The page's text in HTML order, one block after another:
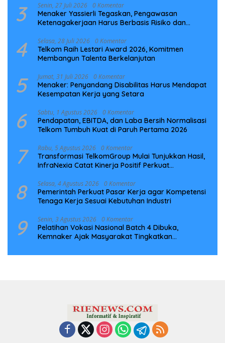
3 Senin, 27 Juli 2026 0 Komentar
Menaker Yassierli Tegaskan, Pengawasan
Ketenagakerjaan Harus Berbasis Risiko dan
4 Selasa, 28 Juli 2026 0 Komentar
Telkom Raih Lestari Award 2026, Komitmen
Membangun Talenta Berkelanjutan
5 Jumat, 31 Juli 2026 0 Komentar
Menaker: Penyandang Disabilitas Harus Mendapat
Kesempatan Kerja yang Setara
6 Sabtu, 1 Agustus 2026 0 Komentar
Pendapatan, EBITDA, dan Laba Bersih Normalisasi
Telkom Tumbuh Kuat di Paruh Pertama 2026
7 Rabu, 5 Agustus 2026 0 Komentar
Transformasi TelkomGroup Mulai Tunjukkan Hasil,
InfraNexia Catat Kinerja Positif Perkuat
8 Selasa, 4 Agustus 2026 0 Komentar
Pemerintah Perkuat Pasar Kerja agar Kompetensi
Tenaga Kerja Sesuai Kebutuhan Industri
9 Senin, 3 Agustus 2026 0 Komentar
Pelatihan Vokasi Nasional Batch 4 Dibuka,
Kemnaker Ajak Masyarakat Tingkatkan